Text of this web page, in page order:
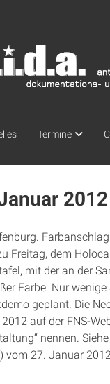
Termine
2012
Freitag, dem
mit der an der
Farbe. Nur
geplant. Die
auf der FNS-
nennen.
vom 27. Januar